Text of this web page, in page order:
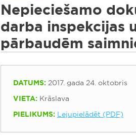
Nepieciešamo
darba inspekcijas
pārbaudēm
DATUMS: 2017. gada 24. oktobris
VIETA: Krāslava
PIELIKUMS: Lejupielādēt (PDF)